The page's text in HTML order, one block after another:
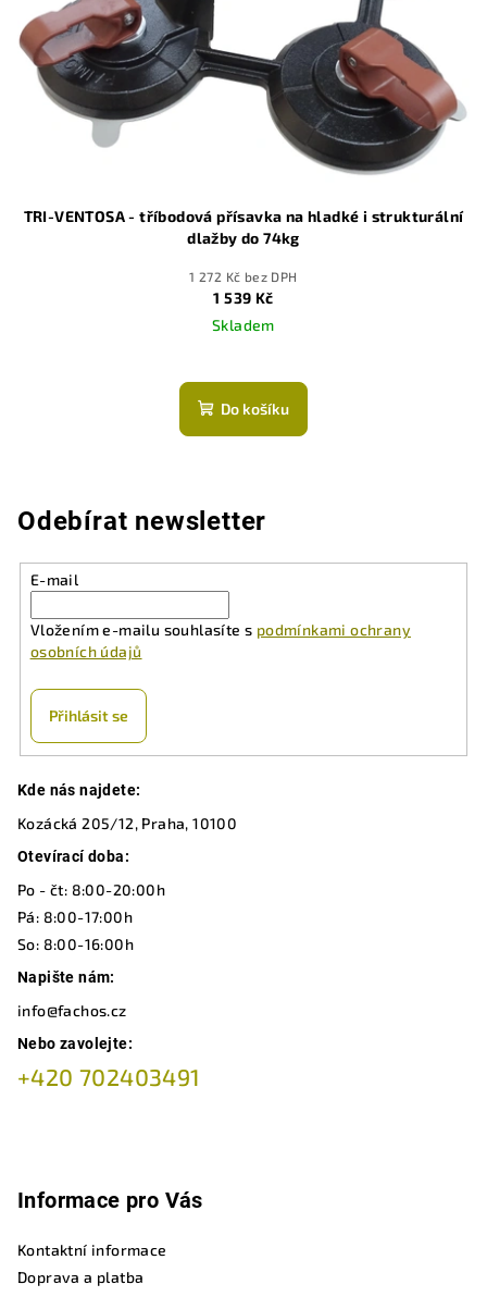
TRI-VENTOSA - tříbodová přísavka na hladké i strukturální
dlažby do 74kg
1 272 Kč bez DPH
1 539 Kč
Skladem
Do košíku
Odebírat newsletter
E-mail
Vložením e-mailu souhlasíte s podmínkami ochrany
osobních údajů
Přihlásit se
Kde nás najdete:
Kozácká 205/12, Praha, 10100
Otevírací doba:
Po - čt: 8:00-20:00h
Pá: 8:00-17:00h
So: 8:00-16:00h
Napište nám:
info@fachos.cz
Nebo zavolejte:
+420 702403491
Informace pro Vás
Kontaktní informace
Doprava a platba